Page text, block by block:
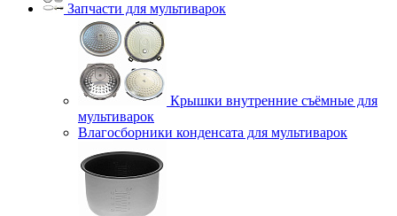
Запчасти для мультиварок
Крышки внутренние съёмные для
мультиварок
Влагосборники конденсата для мультиварок